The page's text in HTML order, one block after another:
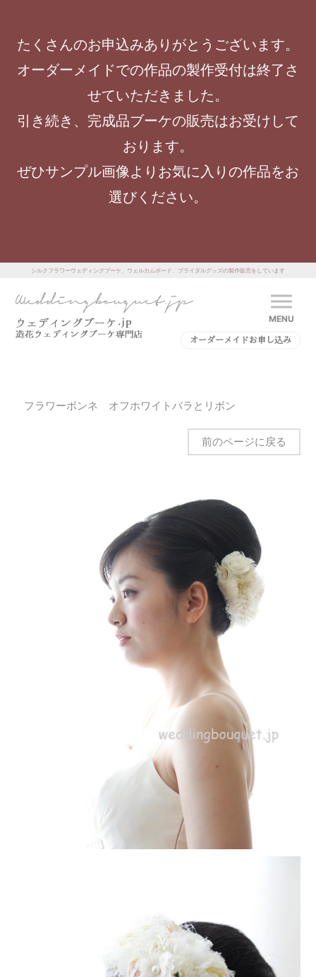
たくさんのお申込みありがとうございます。
オーダーメイドでの作品の製作受付は終了さ
せていただきました。
引き続き、完成品ブーケの販売はお受けして
おります。
ぜひサンプル画像よりお気に入りの作品をお
選びください。
シルクフラワーウェディングブーケ、ウェルカムボード、ブライダルグッズの製作販売をしています
MENU
オーダーメイドお申し込み
フラワーボンネ オフホワイトバラとリボン
前のページに戻る